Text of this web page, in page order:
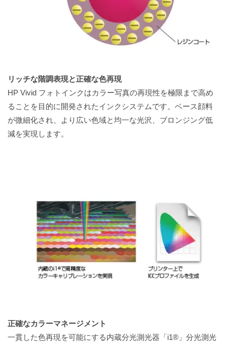
リッチな階調表現と正確な色再現
HP Vivid フォトインクはカラー写真の再現性を極限まで高め
ることを目的に開発されたインクシステムです。ベース顔料
が微細化され、より広い色域と均一な光沢、ブロンジング低
減を実現します。
正確なカラーマネージメント
一貫した色再現を可能にする内蔵分光測光器「i1®」分光測光